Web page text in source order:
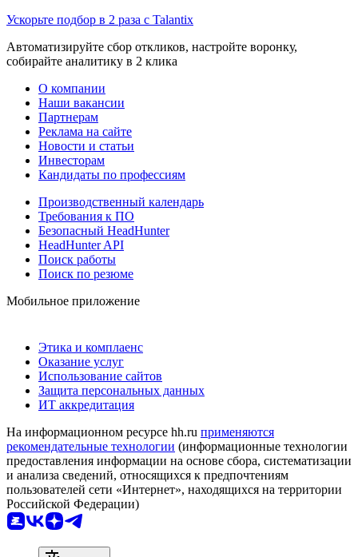
Ускорьте подбор в 2 раза с Talantix
Автоматизируйте сбор откликов, настройте воронку,
собирайте аналитику в 2 клика
О компании
Наши вакансии
Партнерам
Реклама на сайте
Новости и статьи
Инвесторам
Кандидаты по профессиям
Производственный календарь
Требования к ПО
Безопасный HeadHunter
HeadHunter API
Поиск работы
Поиск по резюме
Мобильное приложение
Этика и комплаенс
Оказание услуг
Использование сайтов
Защита персональных данных
ИТ аккредитация
На информационном ресурсе hh.ru применяются
рекомендательные технологии (информационные технологии
предоставления информации на основе сбора, систематизации
и анализа сведений, относящихся к предпочтениям
пользователей сети «Интернет», находящихся на территории
Российской Федерации)